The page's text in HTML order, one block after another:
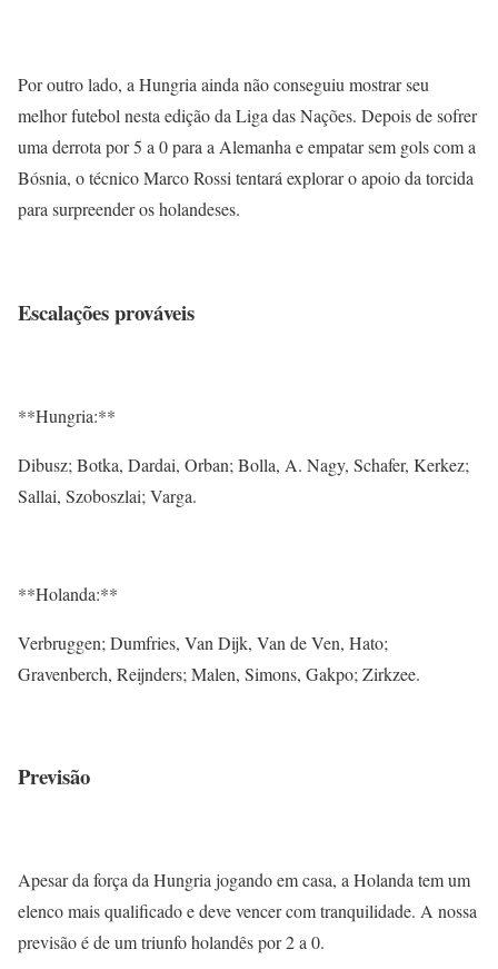
Por outro lado, a Hungria ainda não conseguiu mostrar seu
melhor futebol nesta edição da Liga das Nações. Depois de sofrer
uma derrota por 5 a 0 para a Alemanha e empatar sem gols com a
Bósnia, o técnico Marco Rossi tentará explorar o apoio da torcida
para surpreender os holandeses.
Escalações prováveis
**Hungria:**
Dibusz; Botka, Dardai, Orban; Bolla, A. Nagy, Schafer, Kerkez;
Sallai, Szoboszlai; Varga.
**Holanda:**
Verbruggen; Dumfries, Van Dijk, Van de Ven, Hato;
Gravenberch, Reijnders; Malen, Simons, Gakpo; Zirkzee.
Previsão
Apesar da força da Hungria jogando em casa, a Holanda tem um
elenco mais qualificado e deve vencer com tranquilidade. A nossa
previsão é de um triunfo holandês por 2 a 0.